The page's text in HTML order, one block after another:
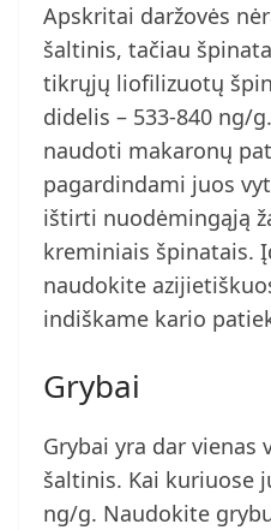
Apskritai daržovės
šaltinis, tačiau
tikrųjų liofilizuotų
didelis – 533-840 ng/
naudoti makaronų
pagardindami juos
ištirti nuodėmingąją
kreminiais špinatais.
naudokite
indiškame kario
Grybai
Grybai yra dar vienas
šaltinis. Kai kuriuose
ng/g. Naudokite